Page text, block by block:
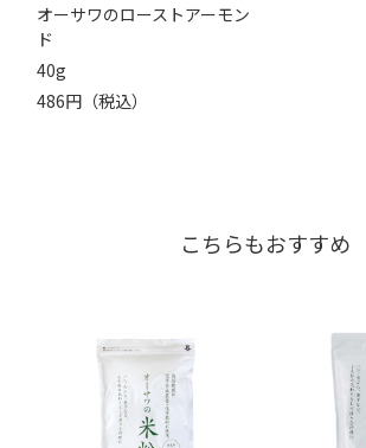
オーサワのローストアーモン
ド
40g
486円（税込）
こちらもおすすめ